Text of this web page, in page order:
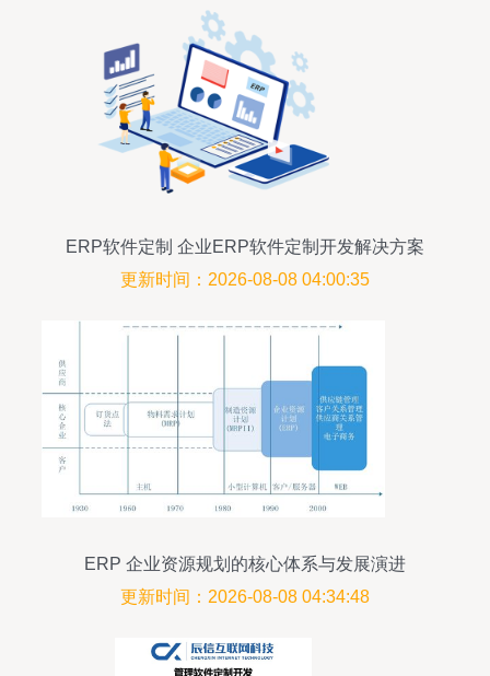
ERP软件定制 企业ERP软件定制开发解决方案
更新时间：2026-08-08 04:00:35
ERP 企业资源规划的核心体系与发展演进
更新时间：2026-08-08 04:34:48